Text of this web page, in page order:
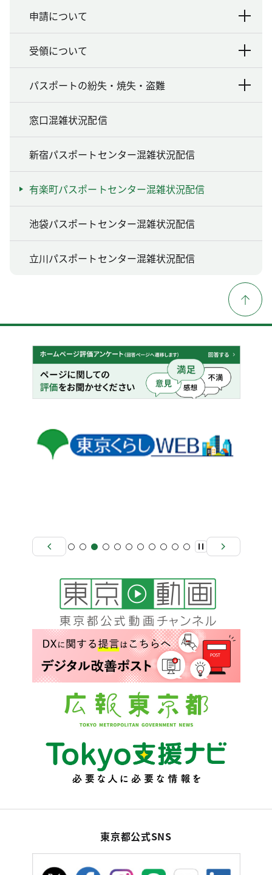
申請について
受領について
パスポートの紛失・焼失・盗難
窓口混雑状況配信
新宿パスポートセンター混雑状況配信
有楽町パスポートセンター混雑状況配信
池袋パスポートセンター混雑状況配信
立川パスポートセンター混雑状況配信
東京都公式SNS